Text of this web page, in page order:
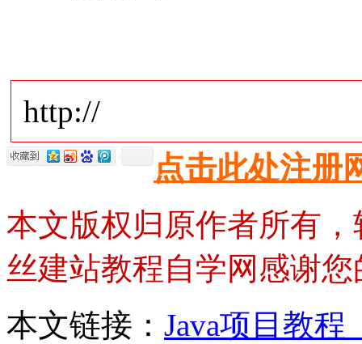
http://
点击此处注册
本文版权归原作者所有
丝建站教程自学网感谢
本文链接： Java项目教程